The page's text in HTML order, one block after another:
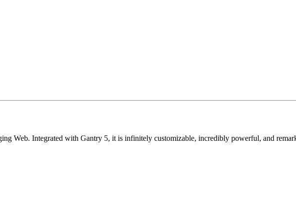
Web. Integrated with Gantry 5, it is infinitely customizable, incredibly powerful, and